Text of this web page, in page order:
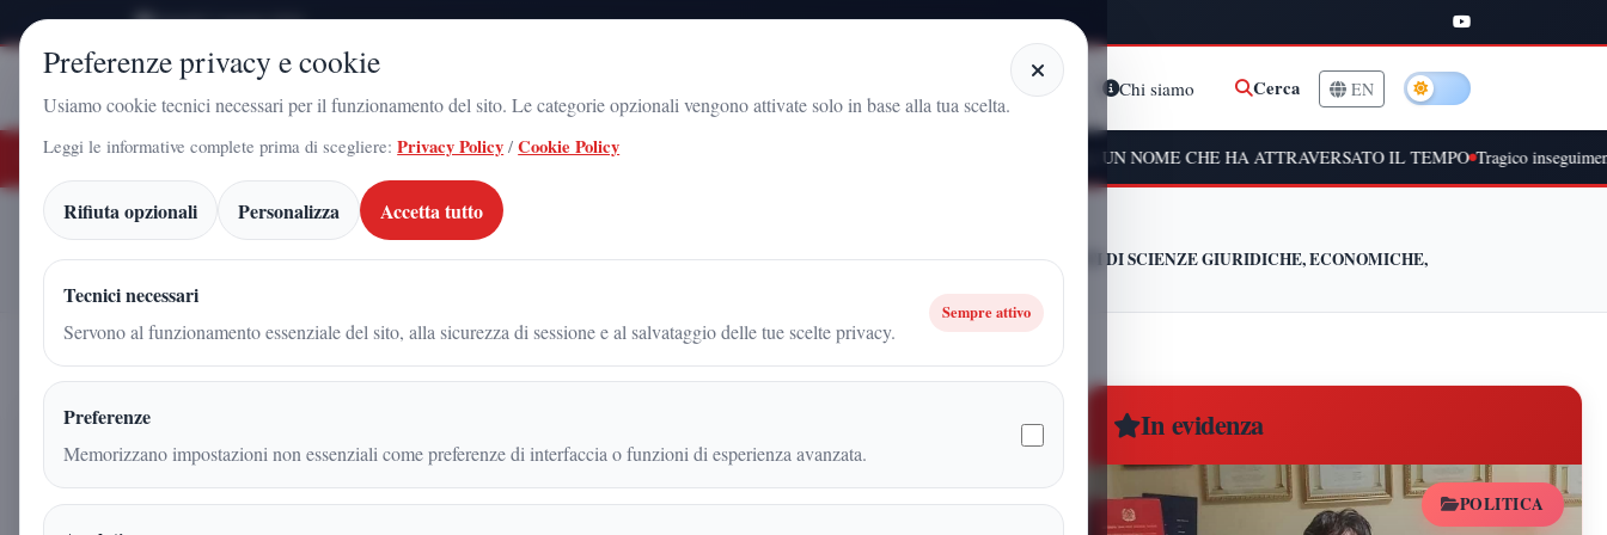
Venerdì 7 Agosto 2026
StampaCampania Notiziario audio Chi siamo Cerca EN
ULTIME NOTIZIE
Gadola, il volto di Futuro Nazionale a Caserta: l'uomo che sta costruendo il radicamento del movimento sul territorio ARNALDO GADOLA, UN NOME CHE HA ATTRAVERSATO IL TEMPO Tragico inseguimento a Peschiera
Home Articoli
L'UNIVERSITA’ POPOLARE NIKOLA TESLA NOMINA ARNALDO GADOLA PRESIDENTE E DIRETTORE DEI DIPARTIMENTI DI SCIENZE GIURIDICHE, ECONOMICHE,
L'UNIVERSITA’ POPOLARE NIKOLA TESLA
NOMINA ARNALDO GADOLA PRESIDENTE E
In evidenza
POLITICA
Preferenze privacy e cookie
Usiamo cookie tecnici necessari per il funzionamento del sito. Le categorie opzionali vengono attivate solo in base alla tua scelta.
Leggi le informative complete prima di scegliere: Privacy Policy /Cookie Policy
Rifiuta opzionali Personalizza Accetta tutto
Tecnici necessari
Servono al funzionamento essenziale del sito, alla sicurezza di sessione e al salvataggio delle tue scelte privacy.
Sempre attivo
Preferenze
Memorizzano impostazioni non essenziali come preferenze di interfaccia o funzioni di esperienza avanzata.